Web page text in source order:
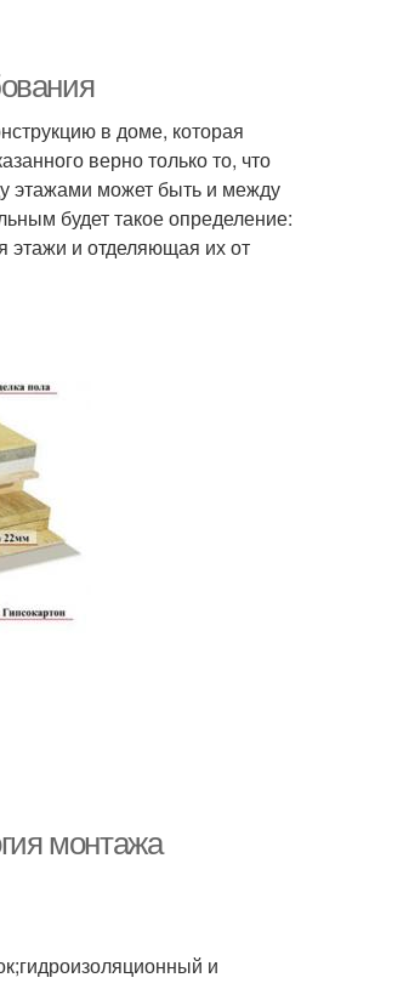
в доме, которая
верно только то, что
этажами может быть и между
будет такое определение:
этажи и отделяющая их от
монтажа
и